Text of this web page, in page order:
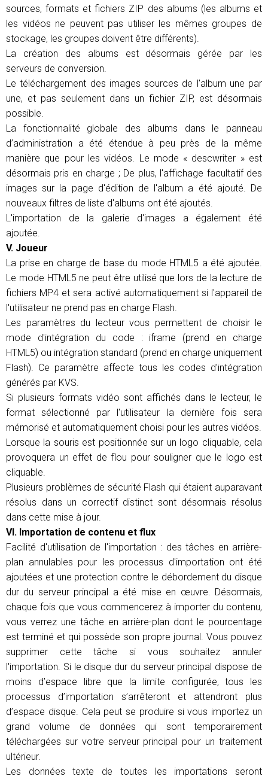
sources, formats et fichiers ZIP des albums (les albums et
les vidéos ne peuvent pas utiliser les mêmes groupes de
stockage, les groupes doivent être différents).
La création des albums est désormais gérée par les
serveurs de conversion.
Le téléchargement des images sources de l'album une par
une, et pas seulement dans un fichier ZIP, est désormais
possible.
La fonctionnalité globale des albums dans le panneau
d’administration a été étendue à peu près de la même
manière que pour les vidéos. Le mode « descwriter » est
désormais pris en charge ; De plus, l'affichage facultatif des
images sur la page d'édition de l'album a été ajouté. De
nouveaux filtres de liste d'albums ont été ajoutés.
L'importation de la galerie d'images a également été
ajoutée.
V. Joueur
La prise en charge de base du mode HTML5 a été ajoutée.
Le mode HTML5 ne peut être utilisé que lors de la lecture de
fichiers MP4 et sera activé automatiquement si l'appareil de
l'utilisateur ne prend pas en charge Flash.
Les paramètres du lecteur vous permettent de choisir le
mode d'intégration du code : iframe (prend en charge
HTML5) ou intégration standard (prend en charge uniquement
Flash). Ce paramètre affecte tous les codes d'intégration
générés par KVS.
Si plusieurs formats vidéo sont affichés dans le lecteur, le
format sélectionné par l'utilisateur la dernière fois sera
mémorisé et automatiquement choisi pour les autres vidéos.
Lorsque la souris est positionnée sur un logo cliquable, cela
provoquera un effet de flou pour souligner que le logo est
cliquable.
Plusieurs problèmes de sécurité Flash qui étaient auparavant
résolus dans un correctif distinct sont désormais résolus
dans cette mise à jour.
VI. Importation de contenu et flux
Facilité d'utilisation de l'importation : des tâches en arrière-
plan annulables pour les processus d'importation ont été
ajoutées et une protection contre le débordement du disque
dur du serveur principal a été mise en œuvre. Désormais,
chaque fois que vous commencerez à importer du contenu,
vous verrez une tâche en arrière-plan dont le pourcentage
est terminé et qui possède son propre journal. Vous pouvez
supprimer cette tâche si vous souhaitez annuler
l'importation. Si le disque dur du serveur principal dispose de
moins d’espace libre que la limite configurée, tous les
processus d’importation s’arrêteront et attendront plus
d’espace disque. Cela peut se produire si vous importez un
grand volume de données qui sont temporairement
téléchargées sur votre serveur principal pour un traitement
ultérieur.
Les données texte de toutes les importations seront